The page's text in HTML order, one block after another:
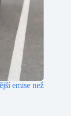
emise než